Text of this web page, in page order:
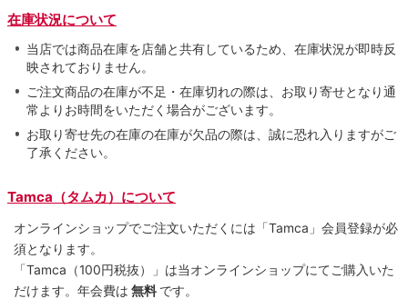
在庫状況について
当店では商品在庫を店舗と共有しているため、在庫状況が即時反
映されておりません。
ご注文商品の在庫が不足・在庫切れの際は、お取り寄せとなり通
常よりお時間をいただく場合がございます。
お取り寄せ先の在庫の在庫が欠品の際は、誠に恐れ入りますがご
了承ください。
Tamca（タムカ）について
オンラインショップでご注⽂いただくには「Tamca」会員登録が必
須となります。
「Tamca （100円税抜）
」は当オンラインショップにてご購⼊いた
だけます。 年会費は 無料 です。